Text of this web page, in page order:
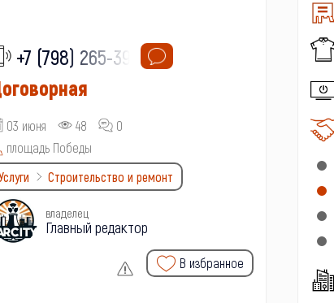
+7 (798) 265-39-
03 июня 48
0
площадь Победы
Строительство и ремонт
владелец
Главный редактор
В избранное